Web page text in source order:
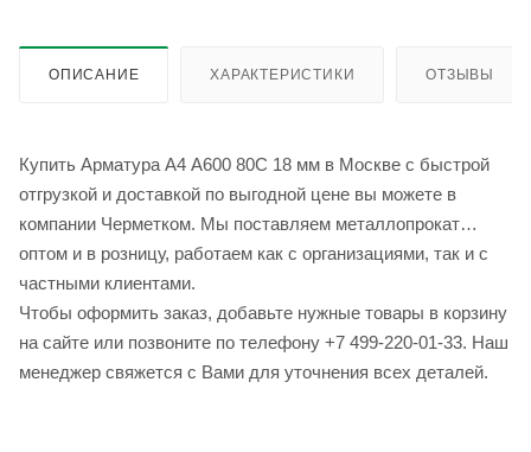
ОПИСАНИЕ ХАРАКТЕРИСТИКИ ОТЗЫВЫ
Купить Арматура А4 А600 80С 18 мм в Москве с быстрой
отгрузкой и доставкой по выгодной цене вы можете в
компании Черметком. Мы поставляем металлопрокат
оптом и в розницу, работаем как с организациями, так и с
частными клиентами.
Чтобы оформить заказ, добавьте нужные товары в корзину
на сайте или позвоните по телефону +7 499-220-01-33. Наш
менеджер свяжется с Вами для уточнения всех деталей.